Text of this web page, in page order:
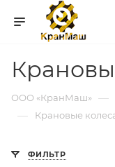
ООО «КранМаш» —
— Крановые
ФИЛЬТР